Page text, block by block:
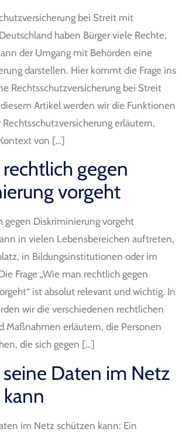
bei Streit mit
haben Bürger viele Rechte,
der Umgang mit Behörden eine
darstellen. Hier kommt die Frage ins
Rechtsschutzversicherung bei Streit
Artikel werden wir die Funktionen
erläutern,
von […]
gegen
vorgeht
gegen Diskriminierung vorgeht
in vielen Lebensbereichen auftreten,
in Bildungsinstitutionen oder im
Frage „Wie man rechtlich gegen
ist absolut relevant und wichtig. In
wir die verschiedenen rechtlichen
Maßnahmen erläutern, die Personen
die sich gegen […]
Daten im Netz
im Netz schützen kann: Ein